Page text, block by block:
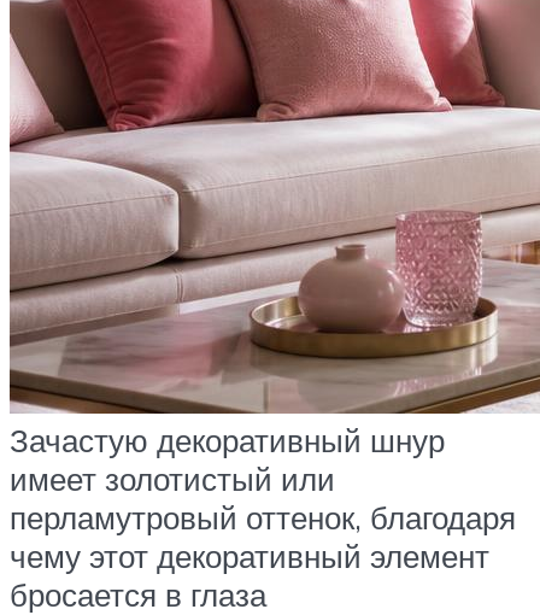
Зачастую декоративный шнур
имеет золотистый или
перламутровый оттенок, благодаря
чему этот декоративный элемент
бросается в глаза